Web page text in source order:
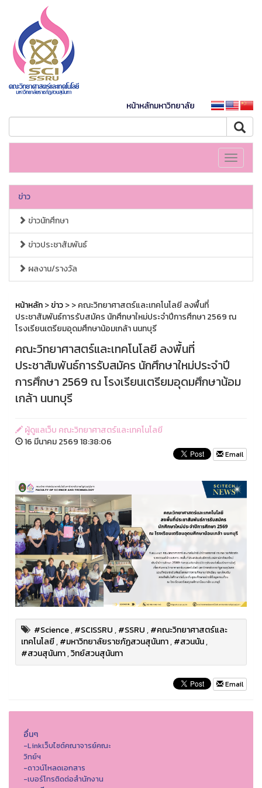
หน้าหลักมหาวิทยาลัย
Toggle
ข่าว
ข่าวนักศึกษา
ข่าวประชาสัมพันธ์
ผลงาน/รางวัล
หน้าหลัก>ข่าว>> คณะวิทยาศาสตร์และเทคโนโลยี ลงพื้นที่
ประชาสัมพันธ์การรับสมัคร นักศึกษาใหม่ประจำปีการศึกษา 2569 ณ
โรงเรียนเตรียมอุดมศึกษาน้อมเกล้า นนทบุรี
คณะวิทยาศาสตร์และเทคโนโลยี ลงพื้นที่
ประชาสัมพันธ์การรับสมัคร นักศึกษาใหม่ประจำปี
การศึกษา 2569 ณ โรงเรียนเตรียมอุดมศึกษาน้อม
เกล้า นนทบุรี
ผู้ดูแลเว็บ คณะวิทยาศาสตร์และเทคโนโลยี
16 มีนาคม 2569 18:38:06
Email
#Science,#SCISSRU,#SSRU,#คณะวิทยาศาสตร์และ
เทคโนโลยี,#มหาวิทยาลัยราชภัฏสวนสุนันทา,#สวนนัน,
#สวนสุนันทา,วิทย์สวนสุนันทา
Email
อื่นๆ
-Linkเว็บไซต์คณาจารย์คณะ
วิทย์ฯ
-ดาวน์โหลดเอกสาร
-เบอร์โทรติดต่อสำนักงาน